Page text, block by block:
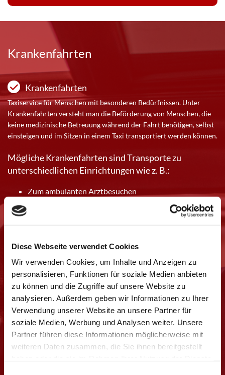
Diese Webseite verwendet Cookies
Wir verwenden Cookies, um Inhalte und Anzeigen zu
personalisieren, Funktionen für soziale Medien anbieten
zu können und die Zugriffe auf unsere Website zu
analysieren. Außerdem geben wir Informationen zu Ihrer
Verwendung unserer Website an unsere Partner für
soziale Medien, Werbung und Analysen weiter. Unsere
Partner führen diese Informationen möglicherweise mit
weiteren Daten zusammen, die Sie ihnen bereitgestellt
Krankenfahrten
Krankenfahrten
Taxiservice für Menschen mit besonderen Bedürfnissen. Unter
Krankenfahrten versteht man die Beförderung von Menschen, die
keine medizinische Betreuung während der Fahrt benötigen, selbst
einsteigen und im Sitzen in einem Taxi transportiert werden können.
Mögliche Krankenfahrten sind Transporte zu
unterschiedlichen Einrichtungen wie z. B.:
Zum ambulanten Arztbesuchen
Zu stationären Aufenthalten oder Entlassungen vom
Reha und Kuraufenthalten
Physio-, Ergotherapie
Klinikfahrten im In- und Ausland
Auslands-Rückholungen
Fahrten zur Kurzzeitpflege / Seniorenheim
Nach einem Arbeitsunfall werden sie von uns ins
Krankenhaus gebracht
Schauen Sie sich hier das aktuellePatientenmerkblatt